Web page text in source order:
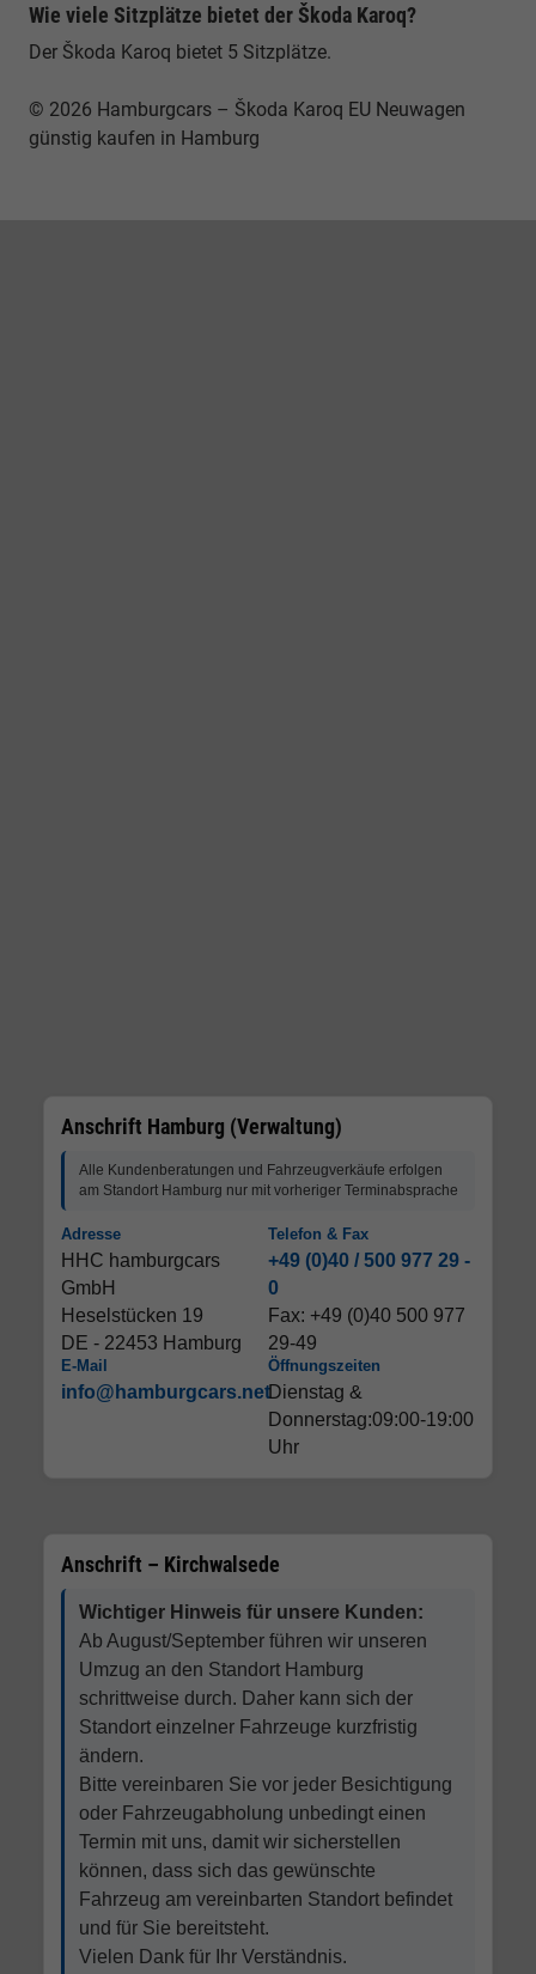
Wie viele Sitzplätze bietet der Škoda Karoq?
Der Škoda Karoq bietet 5 Sitzplätze.
© 2026 Hamburgcars – Škoda Karoq EU Neuwagen
günstig kaufen in Hamburg
Anschrift Hamburg (Verwaltung)
Alle Kundenberatungen und Fahrzeugverkäufe erfolgen
am Standort Hamburg nur mit vorheriger Terminabsprache
Adresse
HHC hamburgcars
GmbH
Heselstücken 19
DE - 22453 Hamburg
Telefon & Fax
+49 (0)40 / 500 977 29 -
0
Fax: +49 (0)40 500 977
29-49
E-Mail
info@hamburgcars.net
Öffnungszeiten
Dienstag &
Donnerstag:09:00-19:00
Uhr
Anschrift – Kirchwalsede
Wichtiger Hinweis für unsere Kunden:
Ab August/September führen wir unseren
Umzug an den Standort Hamburg
schrittweise durch. Daher kann sich der
Standort einzelner Fahrzeuge kurzfristig
ändern.
Bitte vereinbaren Sie vor jeder Besichtigung
oder Fahrzeugabholung unbedingt einen
Termin mit uns, damit wir sicherstellen
können, dass sich das gewünschte
Fahrzeug am vereinbarten Standort befindet
und für Sie bereitsteht.
Vielen Dank für Ihr Verständnis.